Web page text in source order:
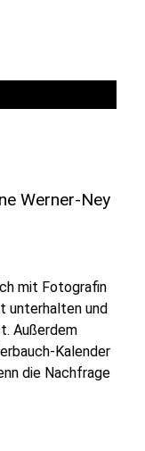
Werner-Ney
mit Fotografin
unterhalten und
Außerdem
Kalender
die Nachfrage